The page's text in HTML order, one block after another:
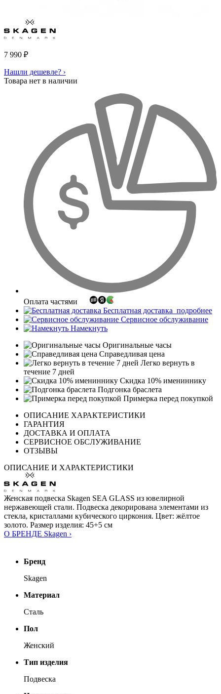
7 990 ₽
Нашли дешевле? ›
Товара нет в наличии
Оплата частями
Бесплатная доставка подробнее
Сервисное обслуживание
Намекнуть
Оригинальные часы
Справедливая цена
Легко вернуть в
течение 7 дней
Скидка 10% имениннику
Подгонка браслета
Примерка перед покупкой
ОПИСАНИЕ ХАРАКТЕРИСТИКИ
ГАРАНТИЯ
ДОСТАВКА И ОПЛАТА
СЕРВИСНОЕ ОБСЛУЖИВАНИЕ
ОТЗЫВЫ
ОПИСАНИЕ И ХАРАКТЕРИСТИКИ
Женская подвеска Skagen SEA GLASS из ювелирной
нержавеющей стали. Подвеска декорирована элементами из
стекла, кристаллами кубического циркония. Цвет: жёлтое
золото. Размер изделия: 45+5 см
О БРЕНДЕ Skagen ›
Бренд
Skagen
Материал
Сталь
Пол
Женский
Тип изделия
Подвеска